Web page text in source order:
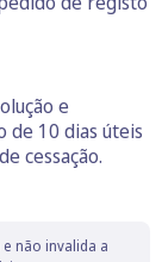
e
de 10 dias úteis
cessação.
não invalida a